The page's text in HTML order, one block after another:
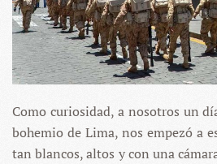
Como curiosidad, a nosotros un
bohemio de Lima, nos empezó a
tan blancos, altos y con una